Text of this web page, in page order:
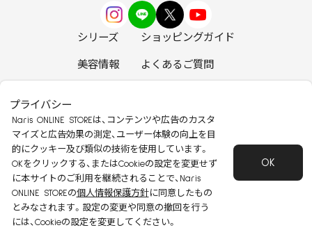
シリーズ ショッピングガイド
美容情報 よくあるご質問
安心して安全にご使用いただくために
特定商取引法に基づく表記
会社概要
個人情報保護方針
会員規約
Copyright 2022 Naris Cosmetics CO.,Ltd
プライバシー
Naris ONLINE STOREは、コンテンツや広告のカスタ
マイズと広告効果の測定、ユーザー体験の向上を目
的にクッキー及び類似の技術を使用しています。
OKをクリックする、またはCookieの設定を変更せず
に本サイトのご利用を継続されることで、Naris
ONLINE STOREの個人情報保護方針に同意したもの
とみなされます。設定の変更や同意の撤回を行う
には、Cookieの設定を変更してください。
OK